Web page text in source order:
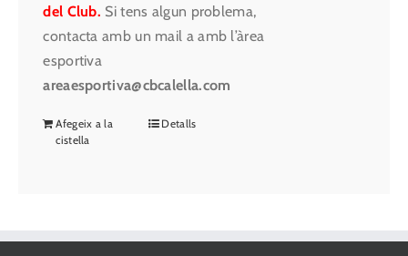
del Club. Si tens algun problema,
contacta amb un mail a amb l’àrea
esportiva
areaesportiva@cbcalella.com
Afegeix a la
cistella
Detalls